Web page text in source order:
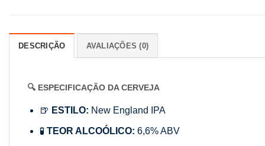
DESCRIÇÃO AVALIAÇÕES (0)
🔍 ESPECIFICAÇÃO DA CERVEJA
🍺 ESTILO: New England IPA
🧪 TEOR ALCOÓLICO: 6,6% ABV